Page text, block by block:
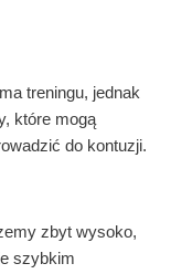
treningu, jednak
które mogą
do kontuzji.
zbyt wysoko,
szybkim